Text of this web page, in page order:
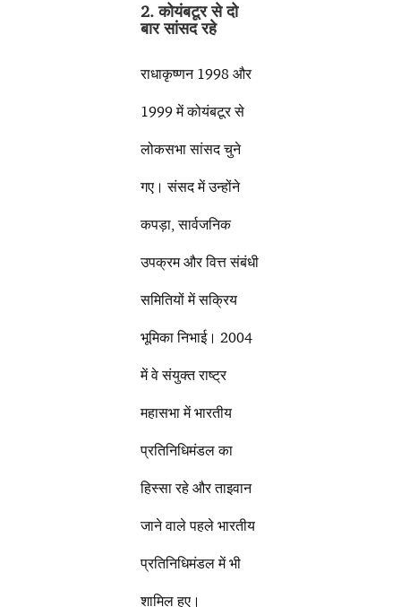
2. कोयंबटूर से दो
बार सांसद रहे
राधाकृष्णन 1998 और
1999 में कोयंबटूर से
लोकसभा सांसद चुने
गए। संसद में उन्होंने
कपड़ा, सार्वजनिक
उपक्रम और वित्त संबंधी
समितियों में सक्रिय
भूमिका निभाई। 2004
में वे संयुक्त राष्ट्र
महासभा में भारतीय
प्रतिनिधिमंडल का
हिस्सा रहे और ताइवान
जाने वाले पहले भारतीय
प्रतिनिधिमंडल में भी
शामिल हुए।